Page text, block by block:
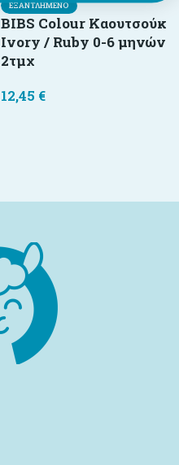
ΕΞΑΝΤΛΗΜΈΝΟ
BIBS Colour Καουτσούκ
Ivory / Ruby 0-6 μηνών
2τμχ
12,45 €